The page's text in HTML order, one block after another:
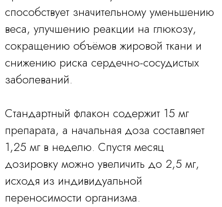
способствует значительному уменьшению
веса, улучшению реакции на глюкозу,
сокращению объёмов жировой ткани и
снижению риска сердечно-сосудистых
заболеваний.
Стандартный флакон содержит 15 мг
препарата, а начальная доза составляет
1,25 мг в неделю. Спустя месяц
дозировку можно увеличить до 2,5 мг,
исходя из индивидуальной
переносимости организма.